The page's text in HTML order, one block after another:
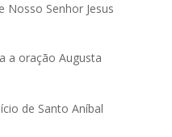
Nosso Senhor Jesus
a oração Augusta
de Santo Aníbal